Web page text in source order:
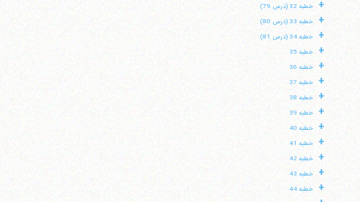
+ خطبه 32 (درس 79)
+ خطبه 33 (درس 80)
+ خطبه 34 (درس 81)
+ خطبه 35
+ خطبه 36
+ خطبه 37
+ خطبه 38
+ خطبه 39
+ خطبه 40
+ خطبه 41
+ خطبه 42
+ خطبه 43
+ خطبه 44